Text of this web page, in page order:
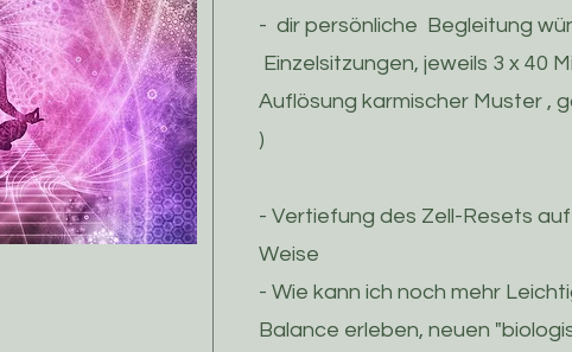
- dir persönliche Begleitung
Einzelsitzungen, jeweils 3 x 40
Auflösung karmischer Muster ,
)
- Vertiefung des Zell-Resets
Weise
- Wie kann ich noch mehr
Balance erleben, neuen